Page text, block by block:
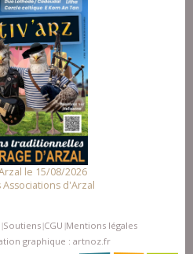
le 15/08/2026
d'Arzal
Soutiens CGU Mentions légales
graphique : artnoz.fr